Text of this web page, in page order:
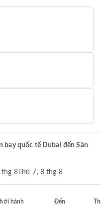
bay quốc tế Dubai đến Sân
thg 8Thứ 7, 8 thg 8
hành Đến